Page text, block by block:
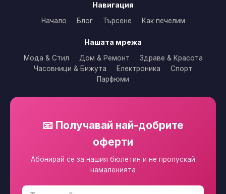
Навигация
Начало Блог Търсене Как печелим
Нашата мрежа
Мода & Стил Дом & Ремонт
Здраве & Красота
Часовници & Бижута
Електроника
Спорт
Парфюми
📧 Получавай най-добрите
оферти
Абонирай се за нашия бюлетин и не пропускай
намаленията